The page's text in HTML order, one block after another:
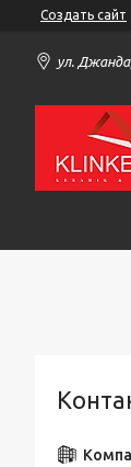
Создать сайт
ул.